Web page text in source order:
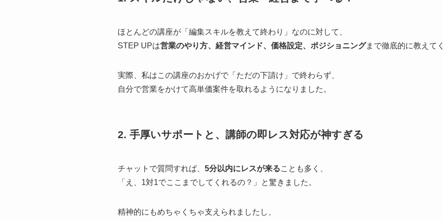
ほとんどの講座が「編集スキルを教えて終わり」なのに対して、
STEP UPは営業のやり方、経営マインド、価格設定、ポジショニングまで徹底的に教えて
実際、私はこの講座のおかげで「ただの下請け」で終わらず、
自分で営業をかけて高単価案件を取れるようになりました。
2. 手厚いサポートと、講師の即レス対応が神すぎる
チャットで質問すれば、 5分以内にレスが来ることも多く、
「え、1対1でここまでしてくれるの？」と驚きました。
精神的にもめちゃくちゃ支えられましたし、